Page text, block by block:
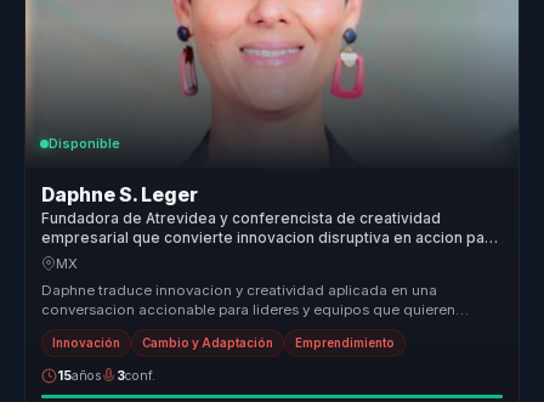
Disponible
Daphne S. Leger
Fundadora de Atrevidea y conferencista de creatividad
empresarial que convierte innovacion disruptiva en accion para
lideres y equipos.
MX
Daphne traduce innovacion y creatividad aplicada en una
conversacion accionable para lideres y equipos que quieren
impulsar cambio, nueva...
Innovación Cambio y Adaptación Emprendimiento
15años 3conf.